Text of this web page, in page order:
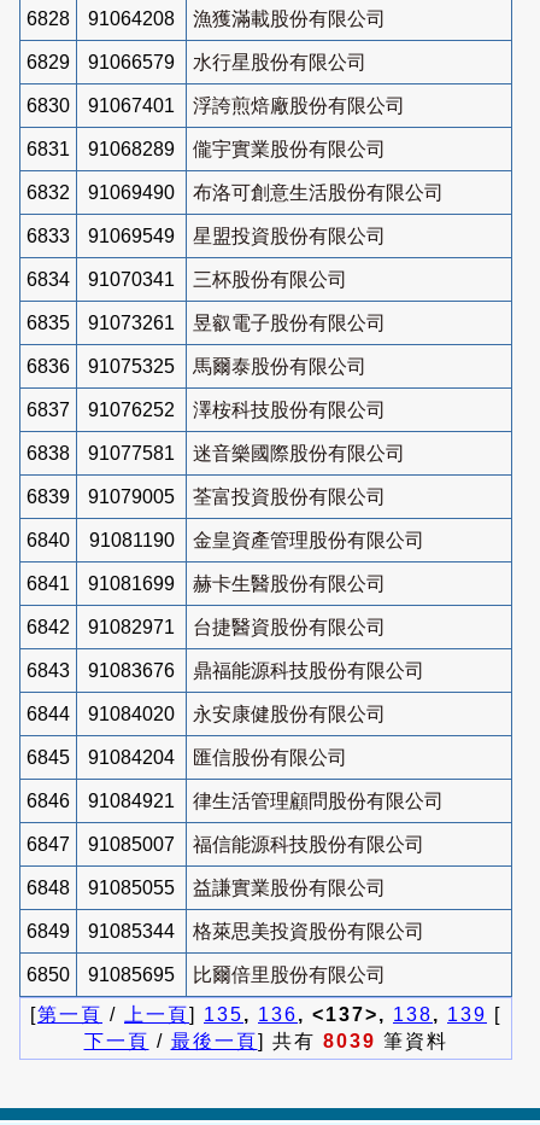
6828 91064208 漁獲滿載股份有限公司
6829 91066579 水行星股份有限公司
6830 91067401 浮誇煎焙廠股份有限公司
6831 91068289 儱宇實業股份有限公司
6832 91069490 布洛可創意生活股份有限公司
6833 91069549 星盟投資股份有限公司
6834 91070341 三杯股份有限公司
6835 91073261 昱叡電子股份有限公司
6836 91075325 馬爾泰股份有限公司
6837 91076252 澤桉科技股份有限公司
6838 91077581 迷音樂國際股份有限公司
6839 91079005 荃富投資股份有限公司
6840 91081190 金皇資產管理股份有限公司
6841 91081699 赫卡生醫股份有限公司
6842 91082971 台捷醫資股份有限公司
6843 91083676 鼎福能源科技股份有限公司
6844 91084020 永安康健股份有限公司
6845 91084204 匯信股份有限公司
6846 91084921 律生活管理顧問股份有限公司
6847 91085007 福信能源科技股份有限公司
6848 91085055 益謙實業股份有限公司
6849 91085344 格萊思美投資股份有限公司
6850 91085695
比爾倍里股份有限公司
[第一頁 / 上一頁] 135, 136, <137>, 138, 139 [
下一頁 / 最後一頁] 共有 8039 筆資料